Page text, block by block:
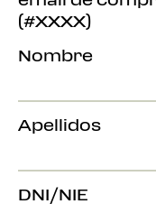
(#XXXX)
Nombre
Apellidos
DNI/NIE